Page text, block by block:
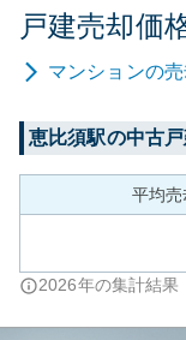
戸建売却価
マンションの
恵比須駅の中古
平均売
2026年の集計結果